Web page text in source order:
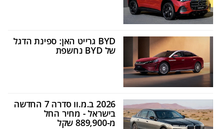
BYD גרייט האן: ספינת הדגל
של BYD נחשפת
2026 ב.מ.וו סדרה 7 החדשה
בישראל - מחיר החל
מ-889,900 שקל